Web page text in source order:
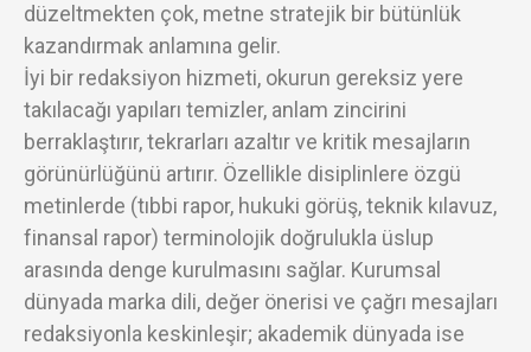
düzeltmekten çok, metne stratejik bir bütünlük
kazandırmak anlamına gelir.
İyi bir redaksiyon hizmeti, okurun gereksiz yere
takılacağı yapıları temizler, anlam zincirini
berraklaştırır, tekrarları azaltır ve kritik mesajların
görünürlüğünü artırır. Özellikle disiplinlere özgü
metinlerde (tıbbi rapor, hukuki görüş, teknik kılavuz,
finansal rapor) terminolojik doğrulukla üslup
arasında denge kurulmasını sağlar. Kurumsal
dünyada marka dili, değer önerisi ve çağrı mesajları
redaksiyonla keskinleşir; akademik dünyada ise